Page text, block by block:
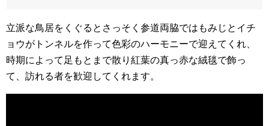
立派な鳥居をくぐるとさっそく参道両脇ではもみじとイチ
ョウがトンネルを作って色彩のハーモニーで迎えてくれ、
時期によって足もとまで散り紅葉の真っ赤な絨毯で飾っ
て、訪れる者を歓迎してくれます。